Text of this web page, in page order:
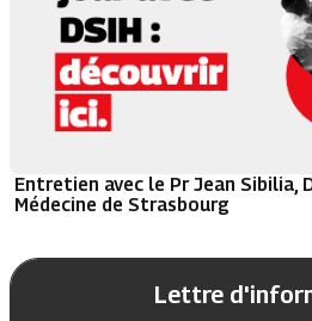
Entretien avec le Pr Jean Sibilia,
Médecine de Strasbourg
Lettre